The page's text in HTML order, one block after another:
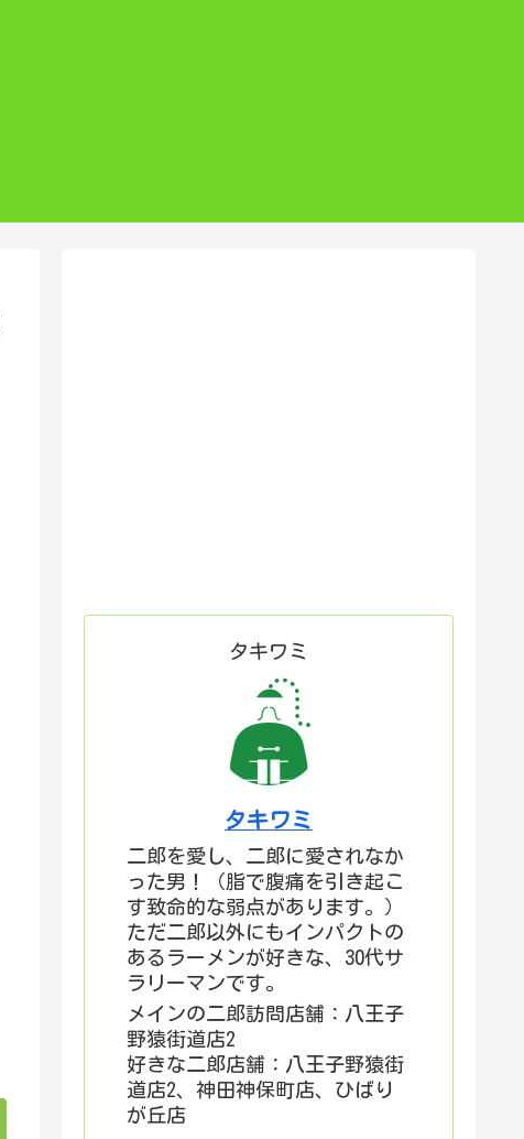
タキワミ
タキワミ
二郎を愛し、二郎に愛されなか
った男！（脂で腹痛を引き起こ
す致命的な弱点があります。）
ただ二郎以外にもインパクトの
あるラーメンが好きな、30代サ
ラリーマンです。
メインの二郎訪問店舗：八王子
野猿街道店2
好きな二郎店舗：八王子野猿街
道店2、神田神保町店、ひばり
が丘店